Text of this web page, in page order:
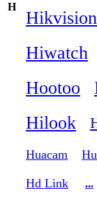
H
Hikvision
Hiwatch
Hootoo
Hilook
Huacam
Hd Link
...